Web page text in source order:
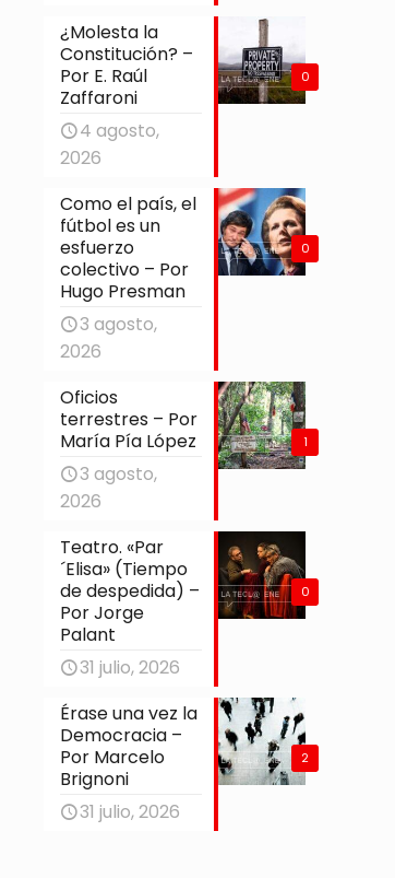
0
¿Molesta la
Constitución? –
Por E. Raúl
Zaffaroni
4 agosto,
2026
0
Como el país, el
fútbol es un
esfuerzo
colectivo – Por
Hugo Presman
3 agosto,
2026
1
Oficios
terrestres – Por
María Pía López
3 agosto,
2026
0
Teatro. «Par
´Elisa» (Tiempo
de despedida) –
Por Jorge
Palant
31 julio, 2026
2
Érase una vez la
Democracia –
Por Marcelo
Brignoni
31 julio, 2026